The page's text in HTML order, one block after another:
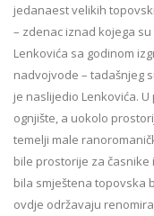
jedanaest velikih
– zdenac iznad kojega
Lenkovića sa godinom
nadvojvode – tadašnjeg
je naslijedio Lenkovića.
ognjište, a uokolo
temelji male
bile prostorije za
bila smještena topovska
ovdje održavaju